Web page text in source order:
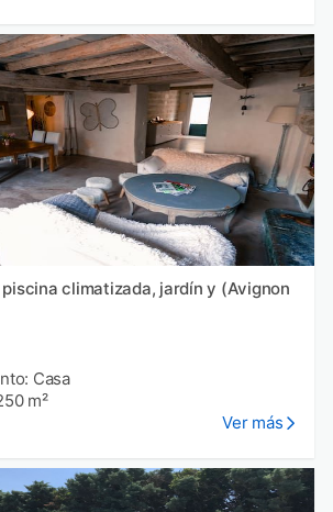
climatizada, jardín y (Avignon
Casa
m²
Ver más